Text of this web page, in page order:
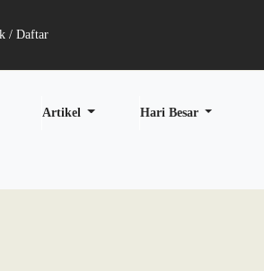
/ Daftar
Artikel Hari Besar